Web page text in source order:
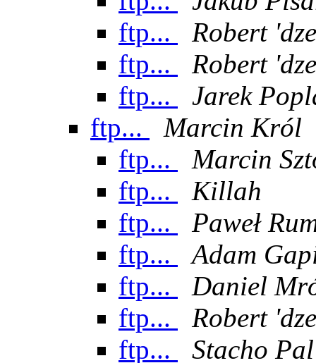
ftp...
Robert
ftp...
Robert
ftp...
Jarek
ftp...
Marcin Król
ftp...
Marcin
ftp...
Killah
ftp...
Paweł
ftp...
Adam
ftp...
Daniel
ftp...
Robert
ftp...
Stacho Pal